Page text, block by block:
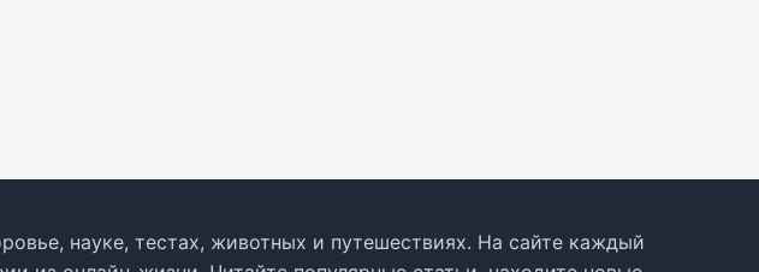
науке, тестах, животных и путешествиях. На сайте каждый